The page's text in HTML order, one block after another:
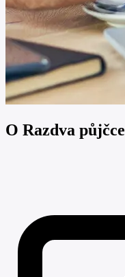
O Razdva půjčce